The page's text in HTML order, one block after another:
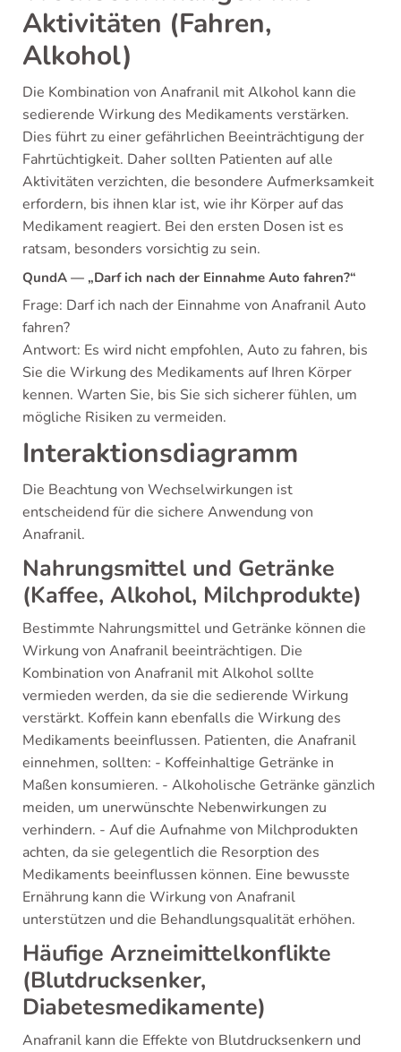
Aktivitäten (Fahren,
Alkohol)
Die Kombination von Anafranil mit Alkohol kann die
sedierende Wirkung des Medikaments verstärken.
Dies führt zu einer gefährlichen Beeinträchtigung der
Fahrtüchtigkeit. Daher sollten Patienten auf alle
Aktivitäten verzichten, die besondere Aufmerksamkeit
erfordern, bis ihnen klar ist, wie ihr Körper auf das
Medikament reagiert. Bei den ersten Dosen ist es
ratsam, besonders vorsichtig zu sein.
QundA — „Darf ich nach der Einnahme Auto fahren?“
Frage: Darf ich nach der Einnahme von Anafranil Auto
fahren?
Antwort: Es wird nicht empfohlen, Auto zu fahren, bis
Sie die Wirkung des Medikaments auf Ihren Körper
kennen. Warten Sie, bis Sie sich sicherer fühlen, um
mögliche Risiken zu vermeiden.
Interaktionsdiagramm
Die Beachtung von Wechselwirkungen ist
entscheidend für die sichere Anwendung von
Anafranil.
Nahrungsmittel und Getränke
(Kaffee, Alkohol, Milchprodukte)
Bestimmte Nahrungsmittel und Getränke können die
Wirkung von Anafranil beeinträchtigen. Die
Kombination von Anafranil mit Alkohol sollte
vermieden werden, da sie die sedierende Wirkung
verstärkt. Koffein kann ebenfalls die Wirkung des
Medikaments beeinflussen. Patienten, die Anafranil
einnehmen, sollten: - Koffeinhaltige Getränke in
Maßen konsumieren. - Alkoholische Getränke gänzlich
meiden, um unerwünschte Nebenwirkungen zu
verhindern. - Auf die Aufnahme von Milchprodukten
achten, da sie gelegentlich die Resorption des
Medikaments beeinflussen können. Eine bewusste
Ernährung kann die Wirkung von Anafranil
unterstützen und die Behandlungsqualität erhöhen.
Häufige Arzneimittelkonflikte
(Blutdrucksenker,
Diabetesmedikamente)
Anafranil kann die Effekte von Blutdrucksenkern und